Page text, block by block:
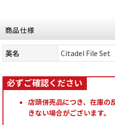
商品仕様
英名 Citadel File Set
店頭併売品につき、在庫の
きない場合がございます。